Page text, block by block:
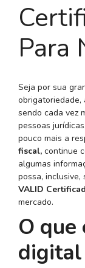
Para
Seja por sua
obrigatoriedade,
sendo cada vez
pessoas
pouco mais a
fiscal, continue
algumas
possa,
VALID
mercado.
O que
digital